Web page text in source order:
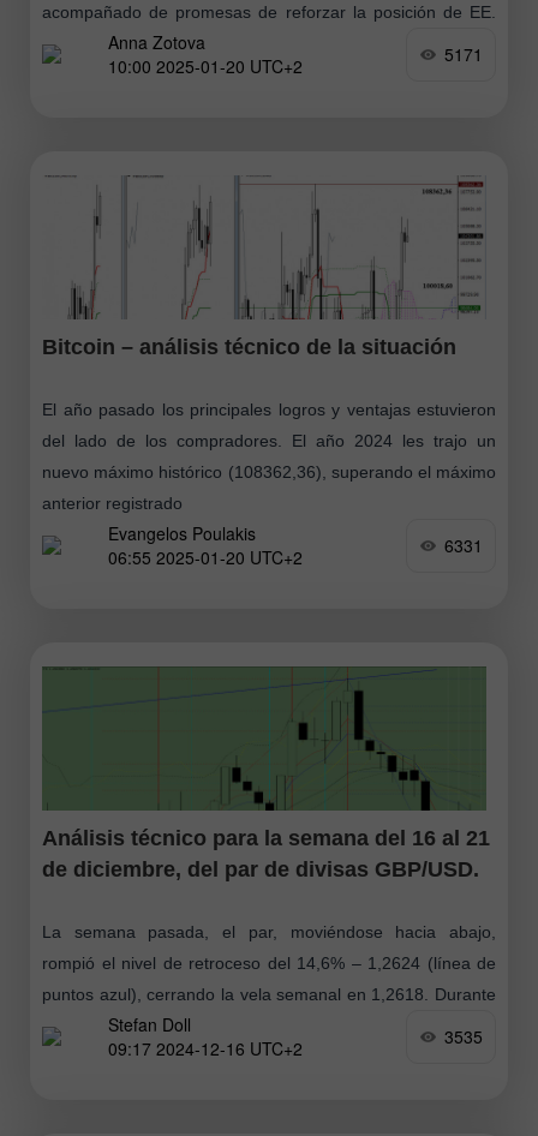
acompañado de promesas de reforzar la posición de EE.
UU. en la escena
Anna Zotova
10:00 2025-01-20 UTC+2
5171
Bitcoin – análisis técnico de la situación
El año pasado los principales logros y ventajas estuvieron
del lado de los compradores. El año 2024 les trajo un
nuevo máximo histórico (108362,36), superando el máximo
anterior registrado
Evangelos Poulakis
06:55 2025-01-20 UTC+2
6331
Análisis técnico para la semana del 16 al 21
de diciembre, del par de divisas GBP/USD.
La semana pasada, el par, moviéndose hacia abajo,
rompió el nivel de retroceso del 14,6% – 1,2624 (línea de
puntos azul), cerrando la vela semanal en 1,2618. Durante
la próximaStefan Doll
09:17 2024-12-16 UTC+2
3535